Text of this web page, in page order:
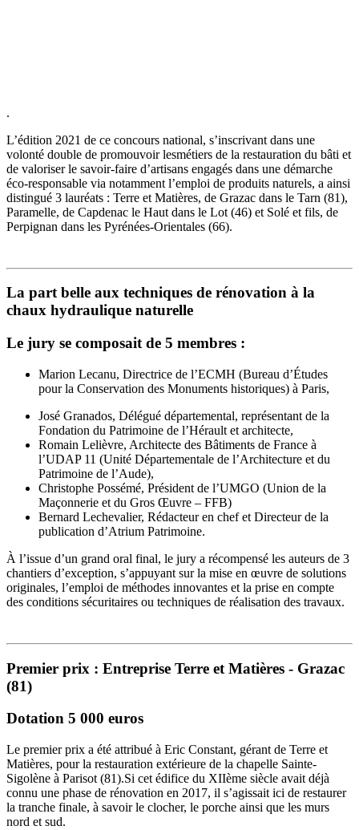
.
L’édition 2021 de ce concours national, s’inscrivant dans une
volonté double de promouvoir lesmétiers de la restauration du bâti et
de valoriser le savoir-faire d’artisans engagés dans une démarche
éco-responsable via notamment l’emploi de produits naturels, a ainsi
distingué 3 lauréats : Terre et Matières, de Grazac dans le Tarn (81),
Paramelle, de Capdenac le Haut dans le Lot (46) et Solé et fils, de
Perpignan dans les Pyrénées-Orientales (66).
La part belle aux techniques de rénovation à la
chaux hydraulique naturelle
Le jury se composait de 5 membres :
Marion Lecanu, Directrice de l’ECMH (Bureau d’Études
pour la Conservation des Monuments historiques) à Paris,
José Granados, Délégué départemental, représentant de la
Fondation du Patrimoine de l’Hérault et architecte,
Romain Lelièvre, Architecte des Bâtiments de France à
l’UDAP 11 (Unité Départementale de l’Architecture et du
Patrimoine de l’Aude),
Christophe Possémé, Président de l’UMGO (Union de la
Maçonnerie et du Gros Œuvre – FFB)
Bernard Lechevalier, Rédacteur en chef et Directeur de la
publication d’Atrium Patrimoine.
À l’issue d’un grand oral final, le jury a récompensé les auteurs de 3
chantiers d’exception, s’appuyant sur la mise en œuvre de solutions
originales, l’emploi de méthodes innovantes et la prise en compte
des conditions sécuritaires ou techniques de réalisation des travaux.
Premier prix : Entreprise Terre et Matières - Grazac
(81)
Dotation 5 000 euros
Le premier prix a été attribué à Eric Constant, gérant de Terre et
Matières, pour la restauration extérieure de la chapelle Sainte-
Sigolène à Parisot (81).Si cet édifice du XIIème siècle avait déjà
connu une phase de rénovation en 2017, il s’agissait ici de restaurer
la tranche finale, à savoir le clocher, le porche ainsi que les murs
nord et sud.